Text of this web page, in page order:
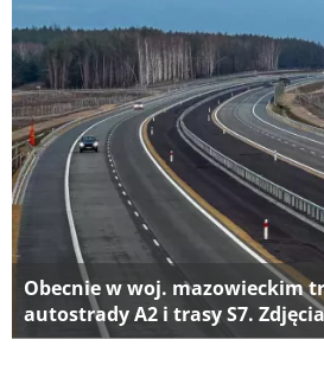
Obecnie w woj. mazowieckim
autostrady A2 i trasy S7.